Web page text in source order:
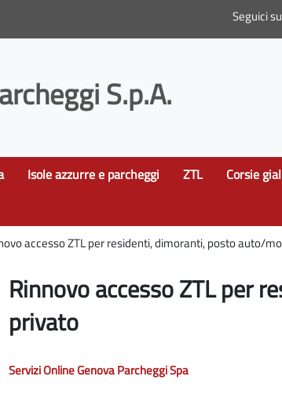
Seguici
S.p.A.
Isole azzurre e parcheggi ZTL Corsie
accesso ZTL per residenti, dimoranti, posto auto/
Rinnovo accesso ZTL per
privato
Servizi Online Genova Parcheggi Spa